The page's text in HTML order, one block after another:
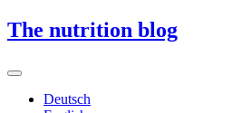
Skip
to
The nutrition blog
Deutsch